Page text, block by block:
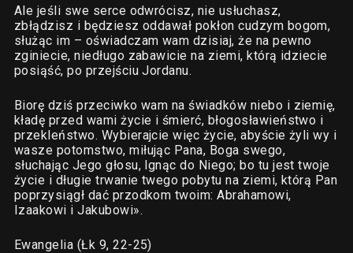
Ale jeśli swe serce odwrócisz, nie usłuchasz,
zbłądzisz i będziesz oddawał pokłon cudzym bogom,
służąc im – oświadczam wam dzisiaj, że na pewno
zginiecie, niedługo zabawicie na ziemi, którą idziecie
posiąść, po przejściu Jordanu.
Biorę dziś przeciwko wam na świadków niebo i ziemię,
kładę przed wami życie i śmierć, błogosławieństwo i
przekleństwo. Wybierajcie więc życie, abyście żyli wy i
wasze potomstwo, miłując Pana, Boga swego,
słuchając Jego głosu, lgnąc do Niego; bo tu jest twoje
życie i długie trwanie twego pobytu na ziemi, którą Pan
poprzysiągł dać przodkom twoim: Abrahamowi,
Izaakowi i Jakubowi».
Ewangelia (Łk 9, 22-25)